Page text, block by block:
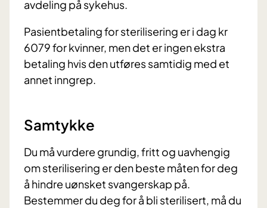
avdeling på sykehus.
Pasientbetaling for sterilisering er i dag kr
6079 for kvinner, men det er ingen ekstra
betaling hvis den utføres samtidig med et
annet inngrep.
Samtykke
Du må vurdere grundig, fritt og uavhengig
om sterilisering er den beste måten for deg
å hindre uønsket svangerskap på.
Bestemmer du deg for å bli sterilisert, må du